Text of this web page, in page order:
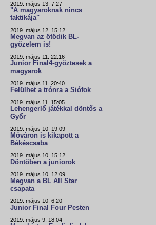
2019. május 13. 7:27
"A magyaroknak nincs
taktikája"
2019. május 12. 15:12
Megvan az ötödik BL-
győzelem is!
2019. május 11. 22:16
Junior Final4-győztesek a
magyarok
2019. május 11. 20:40
Felülhet a trónra a Siófok
2019. május 11. 15:05
Lehengerlő játékkal döntős a
Győr
2019. május 10. 19:09
Móváron is kikapott a
Békéscsaba
2019. május 10. 15:12
Döntőben a juniorok
2019. május 10. 12:09
Megvan a BL All Star
csapata
2019. május 10. 6:20
Junior Final Four Pesten
2019. május 9. 18:04